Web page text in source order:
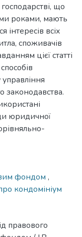
що
роками, мають
інтересів всіх
споживачів
цієї статті
юридичної
фондом ,
кондомініум
правового